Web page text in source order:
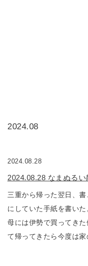
2024.08
2024.08.28
2024.08.28 なまぬるい
三重から帰った翌日、
にしていた手紙を書い
母には伊勢で買ってき
て帰ってきたら今度は